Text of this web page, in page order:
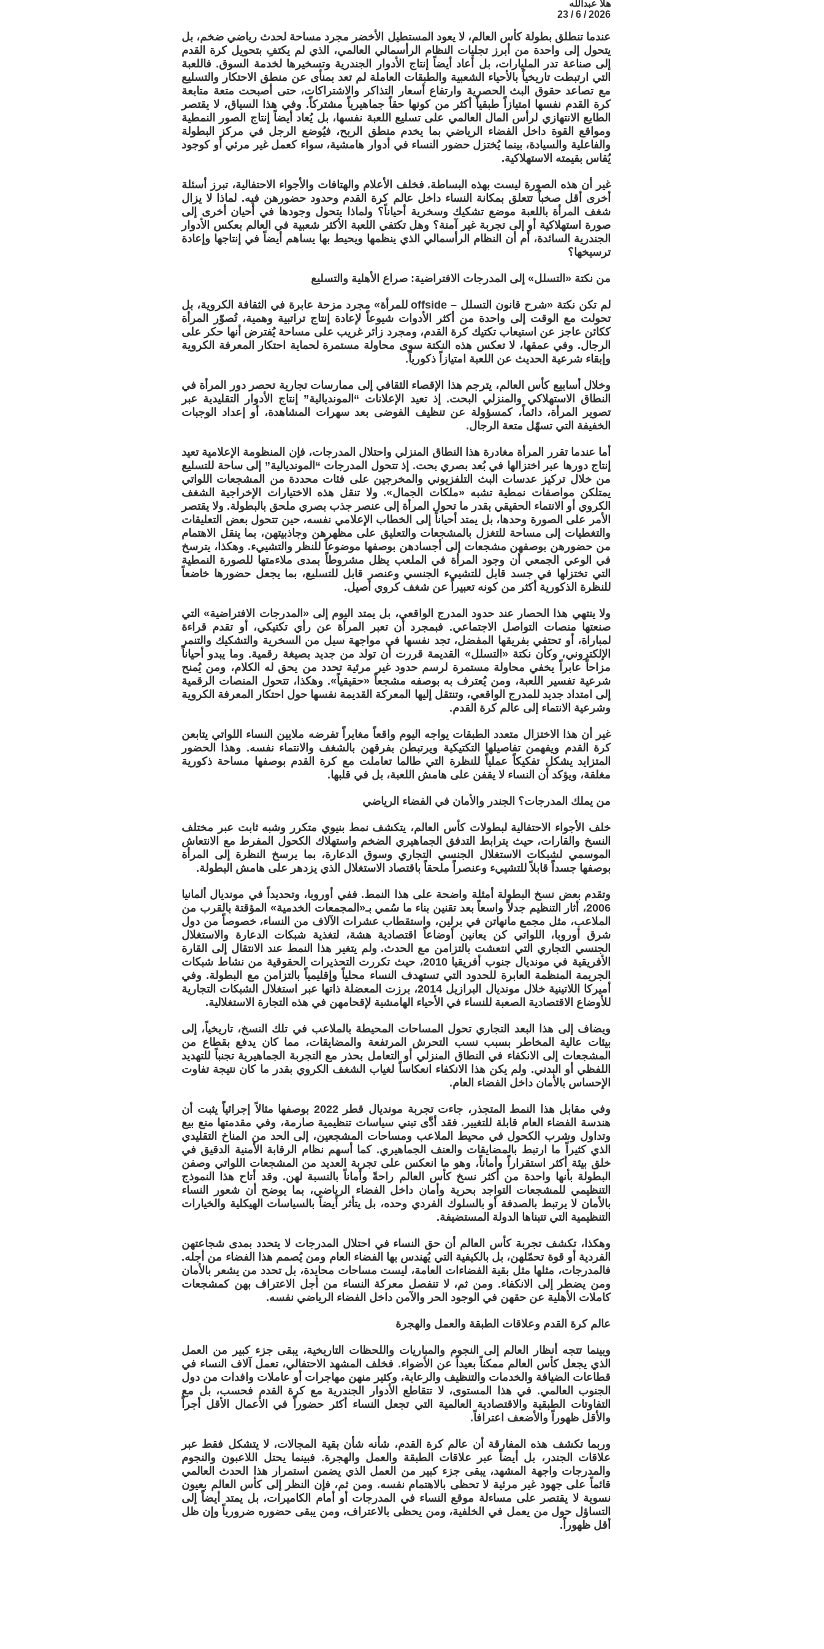
هلا عبدالله
2026 / 6 / 23
عندما تنطلق بطولة كأس العالم، لا يعود المستطيل الأخضر مجرد مساحة لحدث رياضي ضخم، بل
يتحول إلى واحدة من أبرز تجليات النظام الرأسمالي العالمي، الذي لم يكتفِ بتحويل كرة القدم
إلى صناعة تدر المليارات، بل أعاد أيضاً إنتاج الأدوار الجندرية وتسخيرها لخدمة السوق. فاللعبة
التي ارتبطت تاريخياً بالأحياء الشعبية والطبقات العاملة لم تعد بمنأى عن منطق الاحتكار والتسليع
مع تصاعد حقوق البث الحصرية وارتفاع أسعار التذاكر والاشتراكات، حتى أصبحت متعة متابعة
كرة القدم نفسها امتيازاً طبقياً أكثر من كونها حقاً جماهيرياً مشتركاً. وفي هذا السياق، لا يقتصر
الطابع الانتهازي لرأس المال العالمي على تسليع اللعبة نفسها، بل يُعاد أيضاً إنتاج الصور النمطية
ومواقع القوة داخل الفضاء الرياضي بما يخدم منطق الربح، فيُوضع الرجل في مركز البطولة
والفاعلية والسيادة، بينما يُختزل حضور النساء في أدوار هامشية، سواء كعمل غير مرئي أو كوجود
يُقاس بقيمته الاستهلاكية.
غير أن هذه الصورة ليست بهذه البساطة. فخلف الأعلام والهتافات والأجواء الاحتفالية، تبرز أسئلة
أخرى أقل صخباً تتعلق بمكانة النساء داخل عالم كرة القدم وحدود حضورهن فيه. لماذا لا يزال
شغف المرأة باللعبة موضع تشكيك وسخرية أحياناً؟ ولماذا يتحول وجودها في أحيان أخرى إلى
صورة استهلاكية أو إلى تجربة غير آمنة؟ وهل تكتفي اللعبة الأكثر شعبية في العالم بعكس الأدوار
الجندرية السائدة، أم أن النظام الرأسمالي الذي ينظمها ويحيط بها يساهم أيضاً في إنتاجها وإعادة
ترسيخها؟
من نكتة «التسلل» إلى المدرجات الافتراضية: صراع الأهلية والتسليع
لم تكن نكتة «شرح قانون التسلل – offside للمرأة» مجرد مزحة عابرة في الثقافة الكروية، بل
تحولت مع الوقت إلى واحدة من أكثر الأدوات شيوعاً لإعادة إنتاج تراتبية وهمية، تُصوّر المرأة
ككائن عاجز عن استيعاب تكتيك كرة القدم، ومجرد زائر غريب على مساحة يُفترض أنها حكر على
الرجال. وفي عمقها، لا تعكس هذه النكتة سوى محاولة مستمرة لحماية احتكار المعرفة الكروية
وإبقاء شرعية الحديث عن اللعبة امتيازاً ذكورياً.
وخلال أسابيع كأس العالم، يترجم هذا الإقصاء الثقافي إلى ممارسات تجارية تحصر دور المرأة في
النطاق الاستهلاكي والمنزلي البحت. إذ تعيد الإعلانات “المونديالية” إنتاج الأدوار التقليدية عبر
تصوير المرأة، دائماً، كمسؤولة عن تنظيف الفوضى بعد سهرات المشاهدة، أو إعداد الوجبات
الخفيفة التي تسهّل متعة الرجال.
أما عندما تقرر المرأة مغادرة هذا النطاق المنزلي واحتلال المدرجات، فإن المنظومة الإعلامية تعيد
إنتاج دورها عبر اختزالها في بُعد بصري بحت. إذ تتحول المدرجات “المونديالية” إلى ساحة للتسليع
من خلال تركيز عدسات البث التلفزيوني والمخرجين على فئات محددة من المشجعات اللواتي
يمتلكن مواصفات نمطية تشبه «ملكات الجمال». ولا تنقل هذه الاختيارات الإخراجية الشغف
الكروي أو الانتماء الحقيقي بقدر ما تحول المرأة إلى عنصر جذب بصري ملحق بالبطولة. ولا يقتصر
الأمر على الصورة وحدها، بل يمتد أحياناً إلى الخطاب الإعلامي نفسه، حين تتحول بعض التعليقات
والتغطيات إلى مساحة للتغزل بالمشجعات والتعليق على مظهرهن وجاذبيتهن، بما ينقل الاهتمام
من حضورهن بوصفهن مشجعات إلى أجسادهن بوصفها موضوعاً للنظر والتشييء. وهكذا، يترسخ
في الوعي الجمعي أن وجود المرأة في الملعب يظل مشروطاً بمدى ملاءمتها للصورة النمطية
التي تختزلها في جسد قابل للتشييء الجنسي وعنصر قابل للتسليع، بما يجعل حضورها خاضعاً
للنظرة الذكورية أكثر من كونه تعبيراً عن شغف كروي أصيل.
ولا ينتهي هذا الحصار عند حدود المدرج الواقعي، بل يمتد اليوم إلى «المدرجات الافتراضية» التي
صنعتها منصات التواصل الاجتماعي. فبمجرد أن تعبر المرأة عن رأي تكتيكي، أو تقدم قراءة
لمباراة، أو تحتفي بفريقها المفضل، تجد نفسها في مواجهة سيل من السخرية والتشكيك والتنمر
الإلكتروني، وكأن نكتة «التسلل» القديمة قررت أن تولد من جديد بصيغة رقمية. وما يبدو أحياناً
مزاحاً عابراً يخفي محاولة مستمرة لرسم حدود غير مرئية تحدد من يحق له الكلام، ومن يُمنح
شرعية تفسير اللعبة، ومن يُعترف به بوصفه مشجعاً «حقيقياً». وهكذا، تتحول المنصات الرقمية
إلى امتداد جديد للمدرج الواقعي، وتنتقل إليها المعركة القديمة نفسها حول احتكار المعرفة الكروية
وشرعية الانتماء إلى عالم كرة القدم.
غير أن هذا الاختزال متعدد الطبقات يواجه اليوم واقعاً مغايراً تفرضه ملايين النساء اللواتي يتابعن
كرة القدم ويفهمن تفاصيلها التكتيكية ويرتبطن بفرقهن بالشغف والانتماء نفسه. وهذا الحضور
المتزايد يشكل تفكيكاً عملياً للنظرة التي طالما تعاملت مع كرة القدم بوصفها مساحة ذكورية
مغلقة، ويؤكد أن النساء لا يقفن على هامش اللعبة، بل في قلبها.
من يملك المدرجات؟ الجندر والأمان في الفضاء الرياضي
خلف الأجواء الاحتفالية لبطولات كأس العالم، يتكشف نمط بنيوي متكرر وشبه ثابت عبر مختلف
النسخ والقارات، حيث يترابط التدفق الجماهيري الضخم واستهلاك الكحول المفرط مع الانتعاش
الموسمي لشبكات الاستغلال الجنسي التجاري وسوق الدعارة، بما يرسخ النظرة إلى المرأة
بوصفها جسداً قابلاً للتشييء وعنصراً ملحقاً باقتصاد الاستغلال الذي يزدهر على هامش البطولة.
وتقدم بعض نسخ البطولة أمثلة واضحة على هذا النمط. ففي أوروبا، وتحديداً في مونديال ألمانيا
2006، أثار التنظيم جدلاً واسعاً بعد تقنين بناء ما سُمي بـ«المجمعات الخدمية» المؤقتة بالقرب من
الملاعب، مثل مجمع مانهاتن في برلين، واستقطاب عشرات الآلاف من النساء، خصوصاً من دول
شرق أوروبا، اللواتي كن يعانين أوضاعاً اقتصادية هشة، لتغذية شبكات الدعارة والاستغلال
الجنسي التجاري التي انتعشت بالتزامن مع الحدث. ولم يتغير هذا النمط عند الانتقال إلى القارة
الأفريقية في مونديال جنوب أفريقيا 2010، حيث تكررت التحذيرات الحقوقية من نشاط شبكات
الجريمة المنظمة العابرة للحدود التي تستهدف النساء محلياً وإقليمياً بالتزامن مع البطولة. وفي
أميركا اللاتينية خلال مونديال البرازيل 2014، برزت المعضلة ذاتها عبر استغلال الشبكات التجارية
للأوضاع الاقتصادية الصعبة للنساء في الأحياء الهامشية لإقحامهن في هذه التجارة الاستغلالية.
ويضاف إلى هذا البعد التجاري تحول المساحات المحيطة بالملاعب في تلك النسخ، تاريخياً، إلى
بيئات عالية المخاطر بسبب نسب التحرش المرتفعة والمضايقات، مما كان يدفع بقطاع من
المشجعات إلى الانكفاء في النطاق المنزلي أو التعامل بحذر مع التجربة الجماهيرية تجنباً للتهديد
اللفظي أو البدني. ولم يكن هذا الانكفاء انعكاساً لغياب الشغف الكروي بقدر ما كان نتيجة تفاوت
الإحساس بالأمان داخل الفضاء العام.
وفي مقابل هذا النمط المتجذر، جاءت تجربة مونديال قطر 2022 بوصفها مثالاً إجرائياً يثبت أن
هندسة الفضاء العام قابلة للتغيير. فقد أدَّى تبني سياسات تنظيمية صارمة، وفي مقدمتها منع بيع
وتداول وشرب الكحول في محيط الملاعب ومساحات المشجعين، إلى الحد من المناخ التقليدي
الذي كثيراً ما ارتبط بالمضايقات والعنف الجماهيري. كما أسهم نظام الرقابة الأمنية الدقيق في
خلق بيئة أكثر استقراراً وأماناً، وهو ما انعكس على تجربة العديد من المشجعات اللواتي وصفن
البطولة بأنها واحدة من أكثر نسخ كأس العالم راحةً وأماناً بالنسبة لهن. وقد أتاح هذا النموذج
التنظيمي للمشجعات التواجد بحرية وأمان داخل الفضاء الرياضي، بما يوضح أن شعور النساء
بالأمان لا يرتبط بالصدفة أو بالسلوك الفردي وحده، بل يتأثر أيضاً بالسياسات الهيكلية والخيارات
التنظيمية التي تتبناها الدولة المستضيفة.
وهكذا، تكشف تجربة كأس العالم أن حق النساء في احتلال المدرجات لا يتحدد بمدى شجاعتهن
الفردية أو قوة تحمّلهن، بل بالكيفية التي يُهندس بها الفضاء العام ومن يُصمم هذا الفضاء من أجله.
فالمدرجات، مثلها مثل بقية الفضاءات العامة، ليست مساحات محايدة، بل تحدد من يشعر بالأمان
ومن يضطر إلى الانكفاء. ومن ثم، لا تنفصل معركة النساء من أجل الاعتراف بهن كمشجعات
كاملات الأهلية عن حقهن في الوجود الحر والآمن داخل الفضاء الرياضي نفسه.
عالم كرة القدم وعلاقات الطبقة والعمل والهجرة
وبينما تتجه أنظار العالم إلى النجوم والمباريات واللحظات التاريخية، يبقى جزء كبير من العمل
الذي يجعل كأس العالم ممكناً بعيداً عن الأضواء. فخلف المشهد الاحتفالي، تعمل آلاف النساء في
قطاعات الضيافة والخدمات والتنظيف والرعاية، وكثير منهن مهاجرات أو عاملات وافدات من دول
الجنوب العالمي. في هذا المستوى، لا تتقاطع الأدوار الجندرية مع كرة القدم فحسب، بل مع
التفاوتات الطبقية والاقتصادية العالمية التي تجعل النساء أكثر حضوراً في الأعمال الأقل أجراً
والأقل ظهوراً والأضعف اعترافاً.
وربما تكشف هذه المفارقة أن عالم كرة القدم، شأنه شأن بقية المجالات، لا يتشكل فقط عبر
علاقات الجندر، بل أيضاً عبر علاقات الطبقة والعمل والهجرة. فبينما يحتل اللاعبون والنجوم
والمدرجات واجهة المشهد، يبقى جزء كبير من العمل الذي يضمن استمرار هذا الحدث العالمي
قائماً على جهود غير مرئية لا تحظى بالاهتمام نفسه. ومن ثم، فإن النظر إلى كأس العالم بعيون
نسوية لا يقتصر على مساءلة موقع النساء في المدرجات أو أمام الكاميرات، بل يمتد أيضاً إلى
التساؤل حول من يعمل في الخلفية، ومن يحظى بالاعتراف، ومن يبقى حضوره ضرورياً وإن ظل
أقل ظهوراً.